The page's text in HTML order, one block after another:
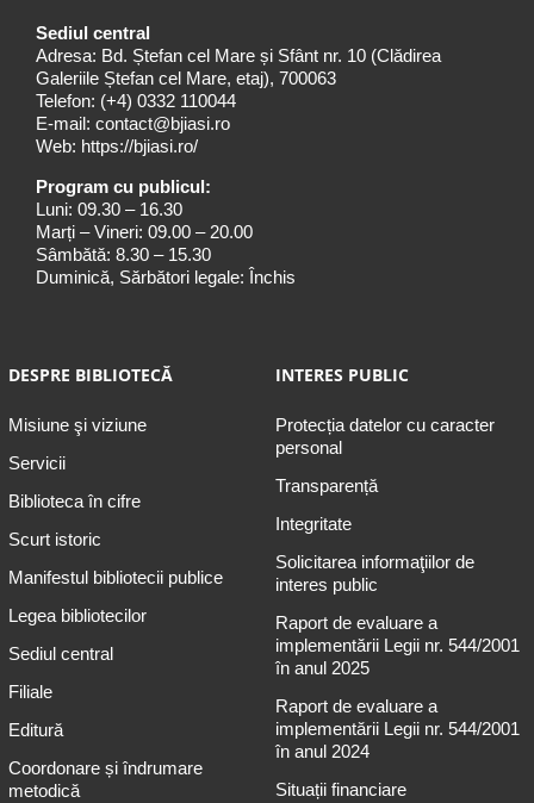
Sediul central
Adresa: Bd. Ștefan cel Mare și Sfânt nr. 10 (Clădirea
Galeriile Ștefan cel Mare, etaj), 700063
Telefon: (+4) 0332 110044
E-mail: contact@bjiasi.ro
Web: https://bjiasi.ro/
Program cu publicul:
Luni: 09.30 – 16.30
Marți – Vineri: 09.00 – 20.00
Sâmbătă: 8.30 – 15.30
Duminică, Sărbători legale: Închis
DESPRE BIBLIOTECĂ
Misiune şi viziune
Servicii
Biblioteca în cifre
Scurt istoric
Manifestul bibliotecii publice
Legea bibliotecilor
Sediul central
Filiale
Editură
Coordonare și îndrumare
metodică
INTERES PUBLIC
Protecția datelor cu caracter
personal
Transparență
Integritate
Solicitarea informaţiilor de
interes public
Raport de evaluare a
implementării Legii nr. 544/2001
în anul 2025
Raport de evaluare a
implementării Legii nr. 544/2001
în anul 2024
Situații financiare